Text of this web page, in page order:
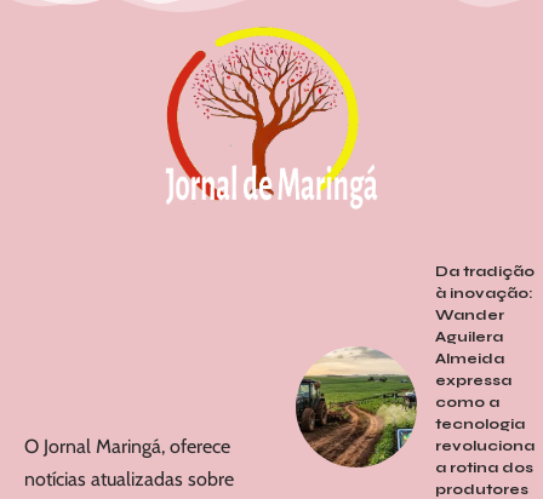
O Jornal Maringá, oferece
notícias atualizadas sobre
Da tradição
à inovação:
Wander
Aguilera
Almeida
expressa
como a
tecnologia
revoluciona
a rotina dos
produtores